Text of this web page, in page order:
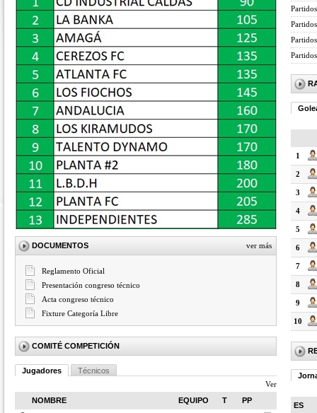
DOCUMENTOS ver más
Reglamento Oficial
Presentación congreso técnico
Acta congreso técnico
Fixture Categoría Libre
COMITÉ COMPETICIÓN
Jugadores
Técnicos
Ver
NOMBRE
EQUIPO T PP
1
2
3
4
5
6
7
8
9
10
ES